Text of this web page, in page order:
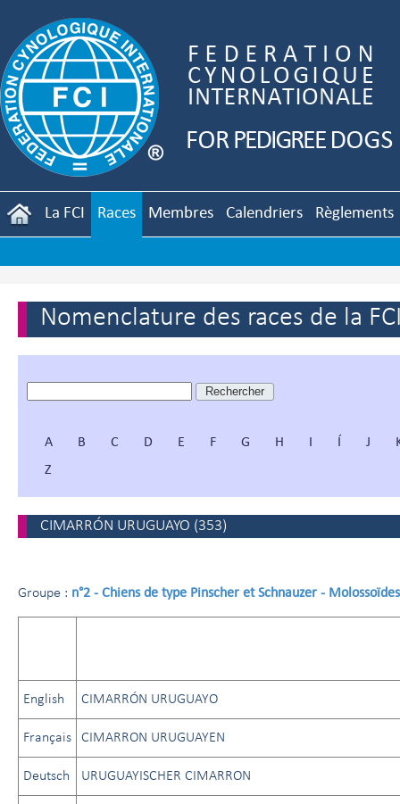
La FCI Races Membres Calendriers Règlements
Nomenclature des races de la
A B C D E F G H I Í J
Z
CIMARRÓN URUGUAYO (353)
Groupe : n°2 - Chiens de type Pinscher et Schnauzer -
English CIMARRÓN URUGUAYO
Français CIMARRON URUGUAYEN
Deutsch URUGUAYISCHER CIMARRON